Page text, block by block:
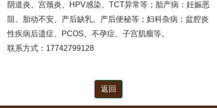
阴道炎、宫颈炎、HPV感染、TCT异常等；胎产病：妊娠恶
阻、胎动不安、产后缺乳、产后便秘等；妇科杂病：盆腔炎
性疾病后遗症、PCOS、不孕症、子宫肌瘤等。
联系方式：17742799128
返回